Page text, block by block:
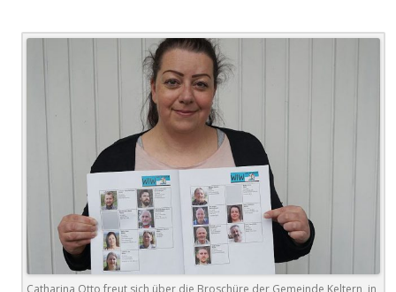
Catharina Otto freut sich über die Broschüre der Gemeinde Keltern, in